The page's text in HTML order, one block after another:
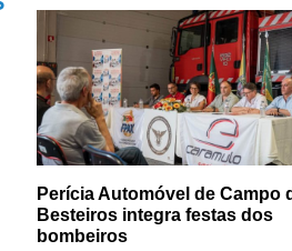
Perícia Automóvel de Campo
Besteiros integra festas dos
bombeiros